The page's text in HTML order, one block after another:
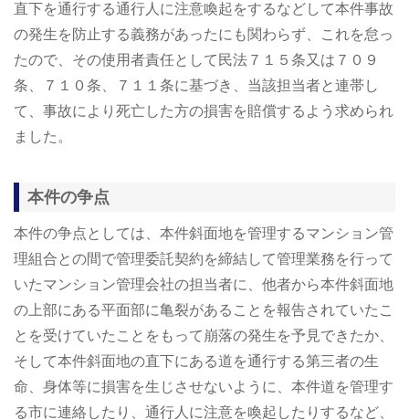
直下を通行する通行人に注意喚起をするなどして本件事故
の発生を防止する義務があったにも関わらず、これを怠っ
たので、その使用者責任として民法７１５条又は７０９
条、７１０条、７１１条に基づき、当該担当者と連帯し
て、事故により死亡した方の損害を賠償するよう求められ
ました。
本件の争点
本件の争点としては、本件斜面地を管理するマンション管
理組合との間で管理委託契約を締結して管理業務を行って
いたマンション管理会社の担当者に、他者から本件斜面地
の上部にある平面部に亀裂があることを報告されていたこ
とを受けていたことをもって崩落の発生を予見できたか、
そして本件斜面地の直下にある道を通行する第三者の生
命、身体等に損害を生じさせないように、本件道を管理す
る市に連絡したり、通行人に注意を喚起したりするなど、